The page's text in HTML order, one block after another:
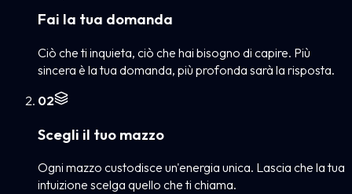
Fai la tua domanda
Ciò che ti inquieta, ciò che hai bisogno di capire. Più
sincera è la tua domanda, più profonda sarà la risposta.
02
Scegli il tuo mazzo
Ogni mazzo custodisce un'energia unica. Lascia che la tua
intuizione scelga quello che ti chiama.